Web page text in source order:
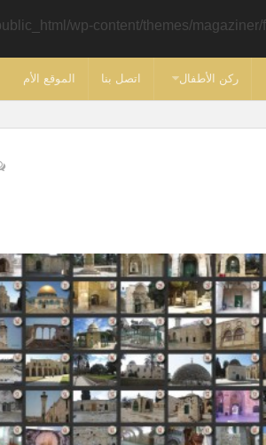
wp-content/themes/
ركن الأطفال اتصل بنا الموقع الأم